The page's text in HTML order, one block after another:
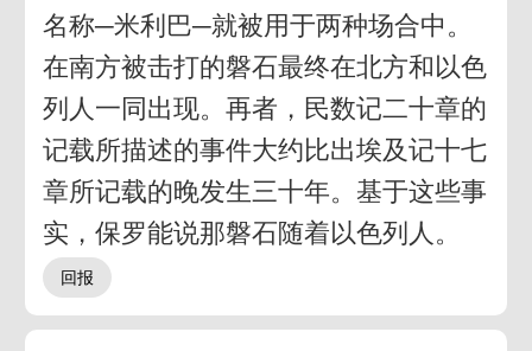
名称─米利巴─就被用于两种场合中。
在南方被击打的磐石最终在北方和以色
列人一同出现。再者，民数记二十章的
记载所描述的事件大约比出埃及记十七
章所记载的晚发生三十年。基于这些事
实，保罗能说那磐石随着以色列人。